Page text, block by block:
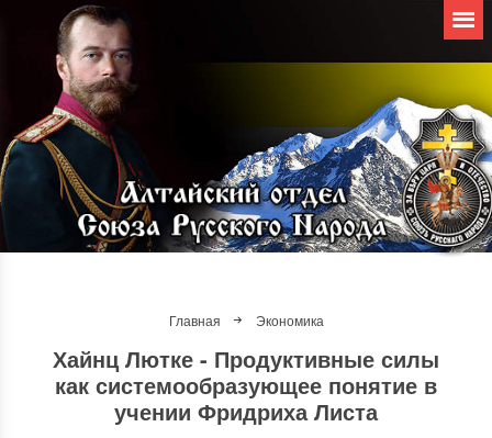
Главная Экономика
Хайнц Лютке - Продуктивные силы
как системообразующее понятие в
учении Фридриха Листа